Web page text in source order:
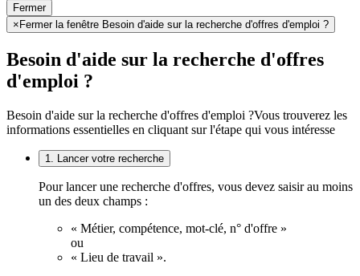
Fermer
× Fermer la fenêtre Besoin d'aide sur la recherche d'offres d'emploi ?
Besoin d'aide sur la recherche d'offres
d'emploi ?
Besoin d'aide sur la recherche d'offres d'emploi ?Vous trouverez les
informations essentielles en cliquant sur l'étape qui vous intéresse
1. Lancer votre recherche
Pour lancer une recherche d'offres, vous devez saisir au moins
un des deux champs :
« Métier, compétence, mot-clé, n° d'offre »
ou
« Lieu de travail ».